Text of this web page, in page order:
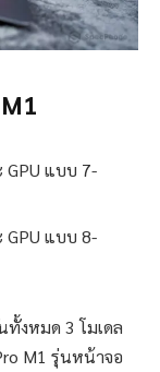
แบบ 7-
แบบ 8-
งหมด 3 โมเดล
M1 รุ่นหน้าจอ